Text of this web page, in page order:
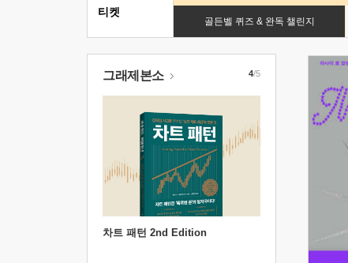
골든벨 퀴즈 & 완독 챌린지
티켓
그래제본소
차트 패턴 2nd Edition
4/5